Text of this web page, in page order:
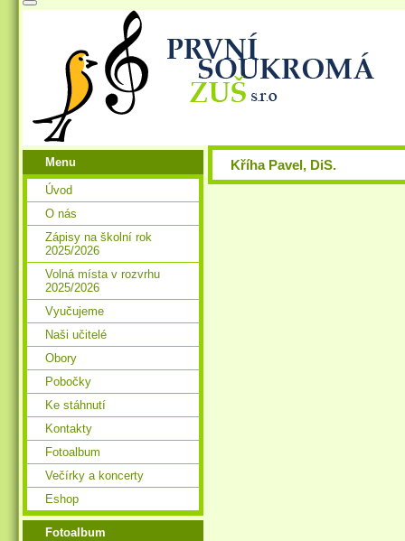
Kříha Pavel, DiS.
Menu
Úvod
O nás
Zápisy na školní rok
2025/2026
Volná místa v rozvrhu
2025/2026
Vyučujeme
Naši učitelé
Obory
Pobočky
Ke stáhnutí
Kontakty
Fotoalbum
Večírky a koncerty
Eshop
Fotoalbum